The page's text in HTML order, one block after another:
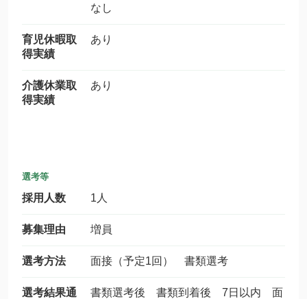
なし
育児休暇取
得実績
あり
介護休業取
得実績
あり
選考等
採用人数 1人
募集理由 増員
選考方法 面接（予定1回） 書類選考
選考結果通
書類選考後 書類到着後 7日以内 面